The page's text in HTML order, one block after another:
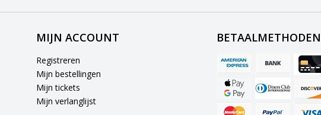
MIJN ACCOUNT
Registreren
Mijn bestellingen
Mijn tickets
Mijn verlanglijst
BETAALMETHODEN